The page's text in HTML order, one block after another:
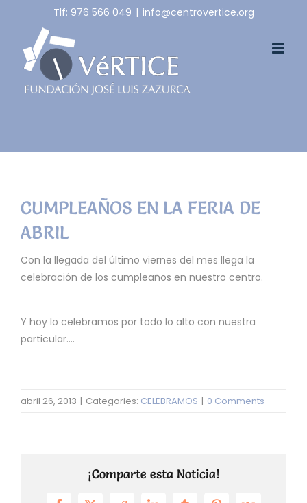
content
Tlf: 976 566 049 | info@centrovertice.org
CUMPLEAÑOS EN LA FERIA DE
ABRIL
Con la llegada del último viernes del mes llega la
celebración de los cumpleaños en nuestro centro.
Y hoy lo celebramos por todo lo alto con nuestra
particular….
abril 26, 2013 | Categories: CELEBRAMOS | 0 Comments
¡Comparte esta Noticia!